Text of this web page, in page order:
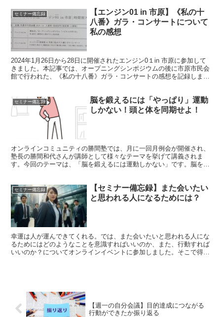
セミナー備忘録
【エンジン01 in 市原】《私の十
八番》ガラ・コンサートについて
私の感想
2024年1月26日から28日に開催されたエンジン0１in 市原に参加して
きました。本記事では、オープニングシンポジウムの後に市原市民会
館で行われた、《私の十八番》ガラ・コンサートの感想を記録しま
セミナー備忘録
脳を鍛えるには「やっぱり」運動
しかない！頭と体を同期せよ！
オンラインコミュニティの勝間塾では、月に一回月例会が開催され、
塾長の勝間和代さんが講師として様々なテーマを挙げて講義されま
す。今回のテーマは、「脳を鍛えるには運動しかない」です。脳を鍛
セミナー備忘録
【セミナー備忘録】また会いたい
と思われる人になるためには？
幸運は人が運んできてくれる。では、また会いたいと思われる人にな
るためにはどのようなことを意識すればいいのか、また、行動すれば
いいのか？についてオンラインイベントに参加しました。そこで得ら
【週一の自分会議】目的達成につながる
行動ができたか振り返る